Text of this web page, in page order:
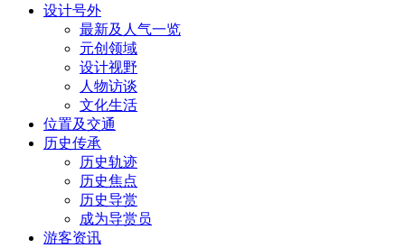
设计号外
最新及人气一览
元创领域
设计视野
人物访谈
文化生活
位置及交通
历史传承
历史轨迹
历史焦点
历史导赏
成为导赏员
游客资讯